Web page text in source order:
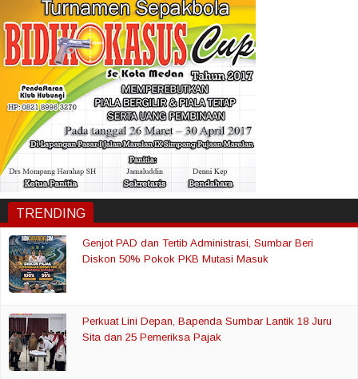
TRENDING
Genjot PAD dan Tertib Administrasi, Sumbar Beri
Diskon 50% Pokok PKB Mutasi Masuk
Perkuat Lini Depan, Bapenda Sumbar Lantik 18 Juru
Sita dan 25 Pemeriksa Pajak